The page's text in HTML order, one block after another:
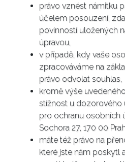
právo vznést námitku
účelem posouzení,
povinností uložených
úpravou,
v případě, kdy vaše
zpracováváme na
právo odvolat souhlas,
kromě výše
stížnost u dozorového
pro ochranu osobních
Sochora 27, 170 00
máte též právo na
které jste nám poskytl